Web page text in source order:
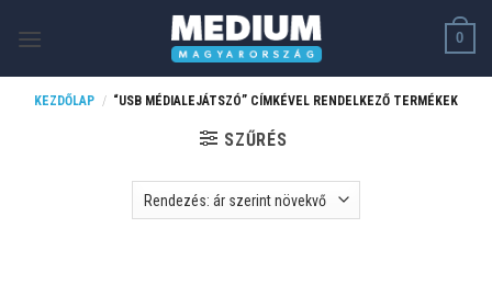
0
KEZDŐLAP / “USB MÉDIALEJÁTSZÓ” CÍMKÉVEL RENDELKEZŐ TERMÉKEK
SZŰRÉS